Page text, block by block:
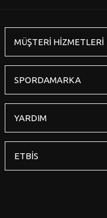
MÜŞTERİ HİZMETLERİ
SPORDAMARKA
YARDIM
ETBİS